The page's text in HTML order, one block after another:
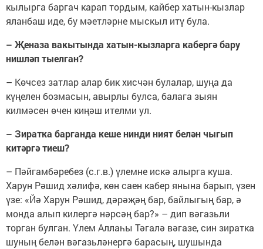
кылырга баргач карап тордым, кайбер хатын-кызлар
яланбаш иде, бу мәетләрне мыскыл итү була.
– Җеназа вакытында хатын-кызларга кабергә бару
нишләп тыелган?
– Көчсез затлар алар бик хисчән булалар, шуңа да
күңелен бозмасын, авырлы булса, балага зыян
килмәсен өчен киңәш ителми ул.
– Зиратка барганда ке­ше нинди ният белән чыгып
китәргә тиеш?
– Пәйгамбәребез (с.г.в.) үлемне искә алырга куша.
Харун Рәшид хәлифә, көн саен кабер янына барып, үзен
үзе: «Йә Харун Рәшид, дәрәҗәң бар, байлыгың бар, ә
монда алып килергә нәрсәң бар?» – дип вәгазьли
торган булган. Үлем Аллаһы Тәгалә вәгазе, син зиратка
шуның белән вәгазьләнергә барасың, шушында